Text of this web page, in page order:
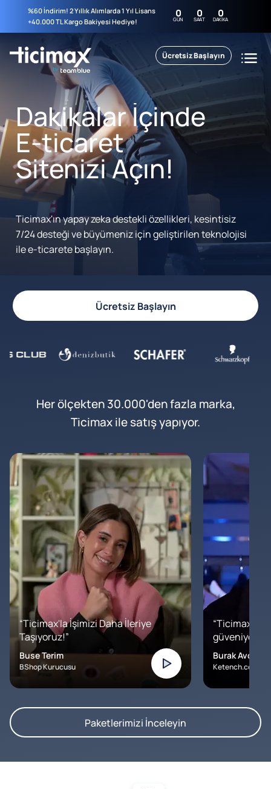
%60 İndirim! 2 Yıllık Alımlarda 1 Yıl Lisans
+40.000 TL Kargo Bakiyesi Hediye!
0
GÜN 0
SAAT 0
DAKIKA
Ücretsiz Başlayın
Dakikalar İçinde
E-ticaret
Sitenizi Açın!
Ticimax'ın yapay zeka destekli özellikleri, kesintisiz
7/24 desteği ve büyümeniz için geliştirilen teknolojisi
ile e-ticarete başlayın.
Ücretsiz Başlayın
Her ölçekten 30.000'den fazla marka,
Ticimax ile satış yapıyor.
“Ticimax'la İşimizi Daha İleriye
Taşıyoruz!”
Buse Terim
BShop Kurucusu
“Ticimax'a
Burak Avcılar
Ketench.com –
Paketlerimizi İnceleyin